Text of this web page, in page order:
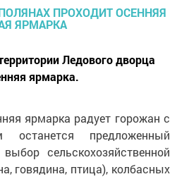
Ледового дворца
ярмарка.
ярмарка радует горожан с
предложенный
сельскохозяйственной
говядина, птица), колбасных